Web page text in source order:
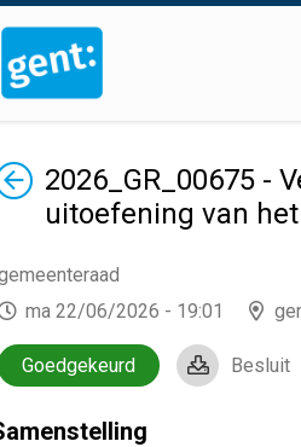
2026_GR_00675 -
uitoefening van
ma 22/06/2026 - 19:01
Goedgekeurd Besluit